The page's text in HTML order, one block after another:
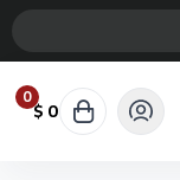
0 0 $